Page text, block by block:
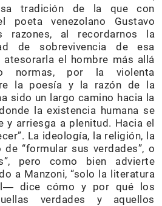
tradición de la que con
poeta venezolano Gustavo
razones, al recordarnos la
de sobrevivencia de esa
el hombre más allá
normas, por la violenta
la poesía y la razón de la
sido un largo camino hacia la
la existencia humana se
y arriesga a plenitud. Hacia el
La ideología, la religión, la
“formular sus verdades”, o
pero como bien advierte
a Manzoni, “solo la literatura
dice cómo y por qué los
verdades y aquellos